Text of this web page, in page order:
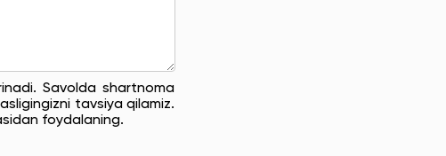
Savolda shartnoma
tavsiya qilamiz.
foydalaning.